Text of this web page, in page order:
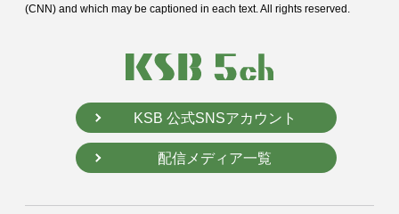
(CNN) and which may be captioned in each text. All rights reserved.
KSB 公式SNSアカウント
配信メディア一覧